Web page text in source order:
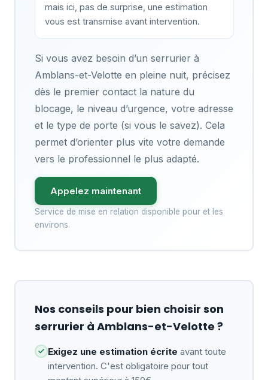
mais ici, pas de surprise, une estimation
vous est transmise avant intervention.
Si vous avez besoin d’un serrurier à
Amblans-et-Velotte en pleine nuit, précisez
dès le premier contact la nature du
blocage, le niveau d’urgence, votre adresse
et le type de porte (si vous le savez). Cela
permet d’orienter plus vite votre demande
vers le professionnel le plus adapté.
Appelez maintenant
Service de mise en relation disponible pour et les
environs.
Nos conseils pour bien choisir son
serrurier à Amblans-et-Velotte ?
Exigez une estimation écrite avant toute
intervention. C'est obligatoire pour tout